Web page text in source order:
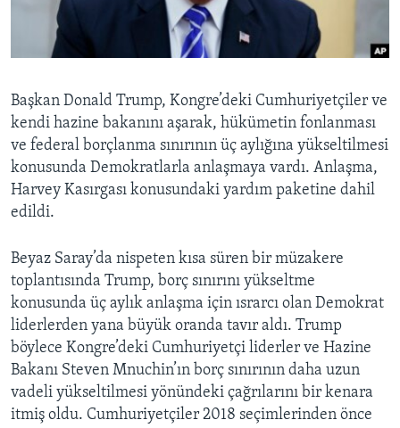
HAYATTAN
SANAT
BIZI TAKIP EDIN
Diller
Başkan Donald Trump, Kongre’deki Cumhuriyetçiler ve
kendi hazine bakanını aşarak, hükümetin fonlanması
ve federal borçlanma sınırının üç aylığına yükseltilmesi
konusunda Demokratlarla anlaşmaya vardı. Anlaşma,
Harvey Kasırgası konusundaki yardım paketine dahil
edildi.
Beyaz Saray’da nispeten kısa süren bir müzakere
toplantısında Trump, borç sınırını yükseltme
konusunda üç aylık anlaşma için ısrarcı olan Demokrat
liderlerden yana büyük oranda tavır aldı. Trump
böylece Kongre’deki Cumhuriyetçi liderler ve Hazine
Bakanı Steven Mnuchin’ın borç sınırının daha uzun
vadeli yükseltilmesi yönündeki çağrılarını bir kenara
itmiş oldu. Cumhuriyetçiler 2018 seçimlerinden önce